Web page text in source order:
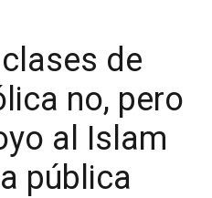
de
no, pero
al Islam
pública